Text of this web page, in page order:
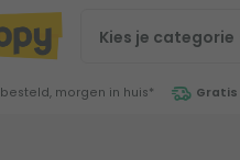
Kies je categorie
besteld, morgen in huis* Gratis